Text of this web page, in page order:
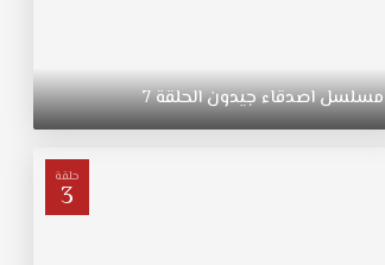
مسلسلاصدقاءجيدونالحلقة7
حلقة
3